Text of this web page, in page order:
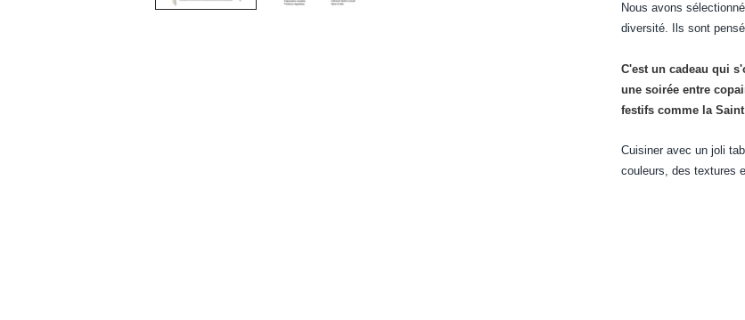
Nous avons
diversité. Ils sont
C'est un cadeau qui
une soirée entre
festifs comme la
Cuisiner avec un joli
couleurs, des textures